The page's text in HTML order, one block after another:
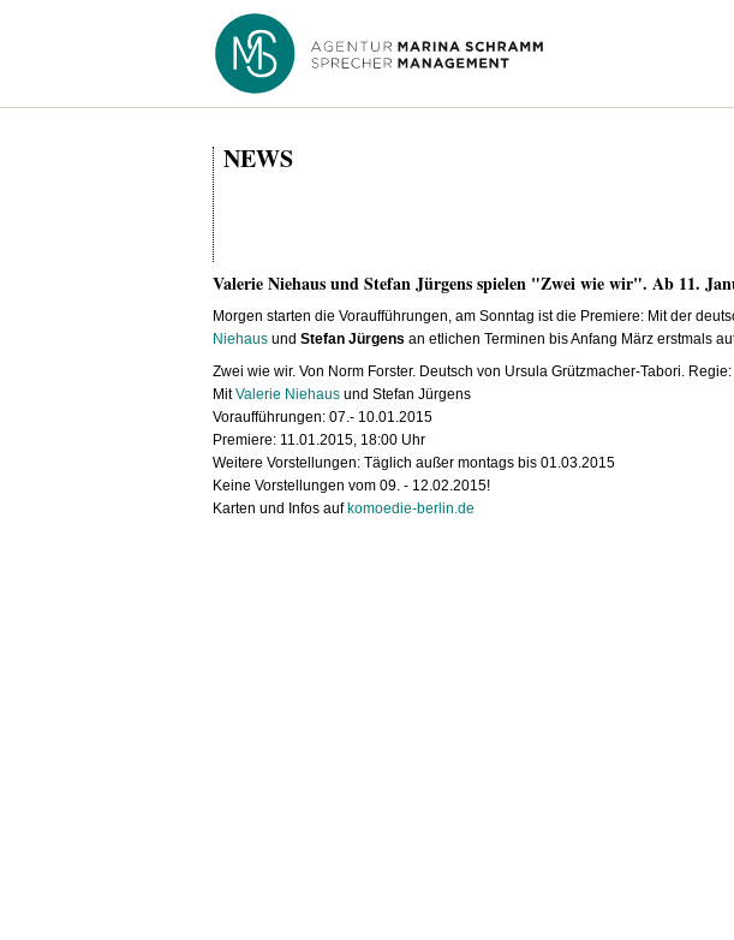
NEWS
Valerie Niehaus und Stefan Jürgens spielen "Zwei wie wir". Ab 11.
Morgen starten die Voraufführungen, am Sonntag ist die Premiere: Mit der
Niehaus und Stefan Jürgens an etlichen Terminen bis Anfang März erstmals
Zwei wie wir. Von Norm Forster. Deutsch von Ursula Grützmacher-Tabori.
MitValerie Niehaus und Stefan Jürgens
Voraufführungen: 07.- 10.01.2015
Premiere: 11.01.2015, 18:00 Uhr
Weitere Vorstellungen: Täglich außer montags bis 01.03.2015
Keine Vorstellungen vom 09. - 12.02.2015!
Karten und Infos aufkomoedie-berlin.de